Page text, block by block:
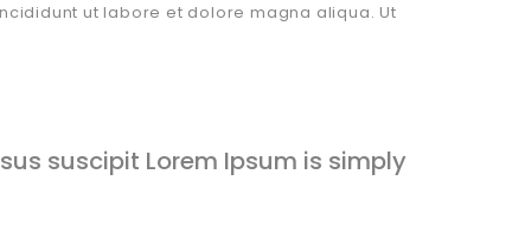
ut labore et dolore magna aliqua. Ut
suscipit Lorem Ipsum is simply